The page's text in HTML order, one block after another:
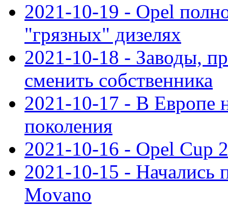
2021-10-19 - Opel
"грязных" дизелях
2021-10-18 - Заводы,
сменить собственника
2021-10-17 - В Европе
поколения
2021-10-16 - Opel Cup
2021-10-15 - Начались
Movano